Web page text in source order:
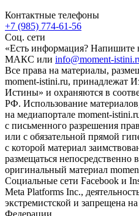
Контактные телефоны
+7 (985) 774-61-56
Соц. сети
«Есть информация? Напишите
МАКС или info@moment-
Все права на материалы,
moment-istini.ru, принадлежат
Истины» и охраняются в
РФ. Использование
на медиапортале moment-
с письменного разрешения
или с обязательной прямой
с которой материал
размещаться непосредственно
оригинальный материал
Социальные сети Facebook и
Meta Platforms Inc.,
экстремистской и запрещена
Федерации.